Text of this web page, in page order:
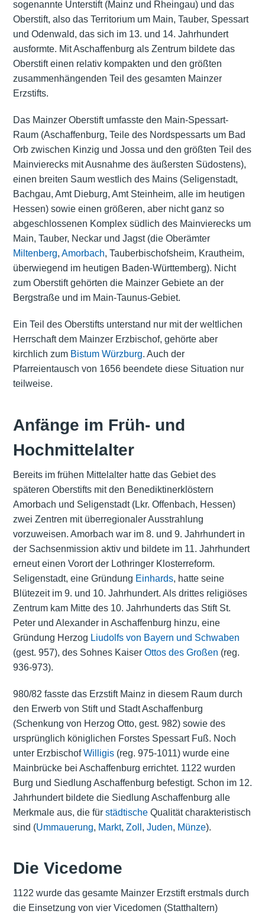
sogenannte Unterstift (Mainz und Rheingau) und das
Oberstift, also das Territorium um Main, Tauber, Spessart
und Odenwald, das sich im 13. und 14. Jahrhundert
ausformte. Mit Aschaffenburg als Zentrum bildete das
Oberstift einen relativ kompakten und den größten
zusammenhängenden Teil des gesamten Mainzer
Erzstifts.
Das Mainzer Oberstift umfasste den Main-Spessart-
Raum (Aschaffenburg, Teile des Nordspessarts um Bad
Orb zwischen Kinzig und Jossa und den größten Teil des
Mainvierecks mit Ausnahme des äußersten Südostens),
einen breiten Saum westlich des Mains (Seligenstadt,
Bachgau, Amt Dieburg, Amt Steinheim, alle im heutigen
Hessen) sowie einen größeren, aber nicht ganz so
abgeschlossenen Komplex südlich des Mainvierecks um
Main, Tauber, Neckar und Jagst (die Oberämter
Miltenberg, Amorbach, Tauberbischofsheim, Krautheim,
überwiegend im heutigen Baden-Württemberg). Nicht
zum Oberstift gehörten die Mainzer Gebiete an der
Bergstraße und im Main-Taunus-Gebiet.
Ein Teil des Oberstifts unterstand nur mit der weltlichen
Herrschaft dem Mainzer Erzbischof, gehörte aber
kirchlich zum Bistum Würzburg. Auch der
Pfarreientausch von 1656 beendete diese Situation nur
teilweise.
Anfänge im Früh- und
Hochmittelalter
Bereits im frühen Mittelalter hatte das Gebiet des
späteren Oberstifts mit den Benediktinerklöstern
Amorbach und Seligenstadt (Lkr. Offenbach, Hessen)
zwei Zentren mit überregionaler Ausstrahlung
vorzuweisen. Amorbach war im 8. und 9. Jahrhundert in
der Sachsenmission aktiv und bildete im 11. Jahrhundert
erneut einen Vorort der Lothringer Klosterreform.
Seligenstadt, eine Gründung Einhards, hatte seine
Blütezeit im 9. und 10. Jahrhundert. Als drittes religiöses
Zentrum kam Mitte des 10. Jahrhunderts das Stift St.
Peter und Alexander in Aschaffenburg hinzu, eine
Gründung Herzog Liudolfs von Bayern und Schwaben
(gest. 957), des Sohnes Kaiser Ottos des Großen (reg.
936-973).
980/82 fasste das Erzstift Mainz in diesem Raum durch
den Erwerb von Stift und Stadt Aschaffenburg
(Schenkung von Herzog Otto, gest. 982) sowie des
ursprünglich königlichen Forstes Spessart Fuß. Noch
unter ErzbischofWilligis(reg. 975-1011) wurde eine
Mainbrücke bei Aschaffenburg errichtet. 1122 wurden
Burg und Siedlung Aschaffenburg befestigt. Schon im 12.
Jahrhundert bildete die Siedlung Aschaffenburg alle
Merkmale aus, die für städtischeQualität charakteristisch
sind (Ummauerung, Markt, Zoll , Juden, Münze).
Die Vicedome
1122 wurde das gesamte Mainzer Erzstift erstmals durch
die Einsetzung von vier Vicedomen (Statthaltern)